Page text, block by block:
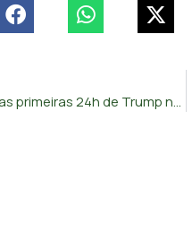
Mais de 300 imigrantes detidos nas primeiras 24h de Trump na Casa Branca